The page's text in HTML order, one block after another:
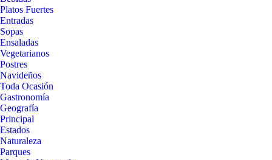
Platos Fuertes
Entradas
Sopas
Ensaladas
Vegetarianos
Postres
Navideños
Toda Ocasión
Gastronomía
Geografía
Principal
Estados
Naturaleza
Parques